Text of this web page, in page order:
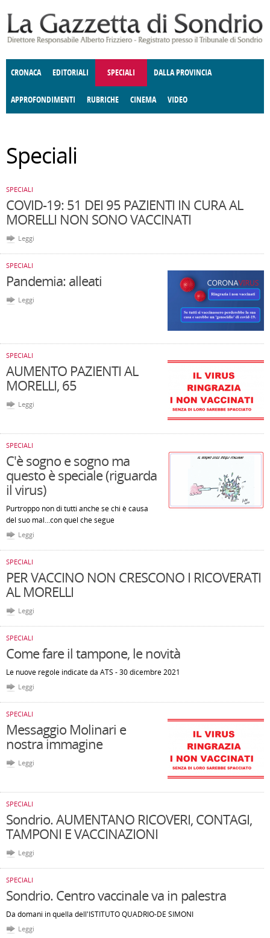
CRONACA EDITORIALI SPECIALI DALLA PROVINCIA
APPROFONDIMENTI
E SPETTACOLI POLITICA
RUBRICHE
DELLE IDEE FATTI DELLO SPIRITO
CINEMA VIDEO
Speciali
SPECIALI
COVID-19: 51 DEI 95 PAZIENTI IN CURA AL
MORELLI NON SONO VACCINATI
Leggi
SPECIALI
Pandemia: alleati
Leggi
SPECIALI
AUMENTO PAZIENTI AL
MORELLI, 65
Leggi
SPECIALI
C'è sogno e sogno ma
questo è speciale (riguarda
il virus)
Purtroppo non di tutti anche se chi è causa
del suo mal...con quel che segue
Leggi
SPECIALI
PER VACCINO NON CRESCONO I RICOVERATI
AL MORELLI
Leggi
SPECIALI
Come fare il tampone, le novità
Le nuove regole indicate da ATS - 30 dicembre 2021
Leggi
SPECIALI
Messaggio Molinari e
nostra immagine
Leggi
SPECIALI
Sondrio. AUMENTANO RICOVERI, CONTAGI,
TAMPONI E VACCINAZIONI
Leggi
SPECIALI
Sondrio. Centro vaccinale va in palestra
Da domani in quella dell'ISTITUTO QUADRIO-DE SIMONI
Leggi